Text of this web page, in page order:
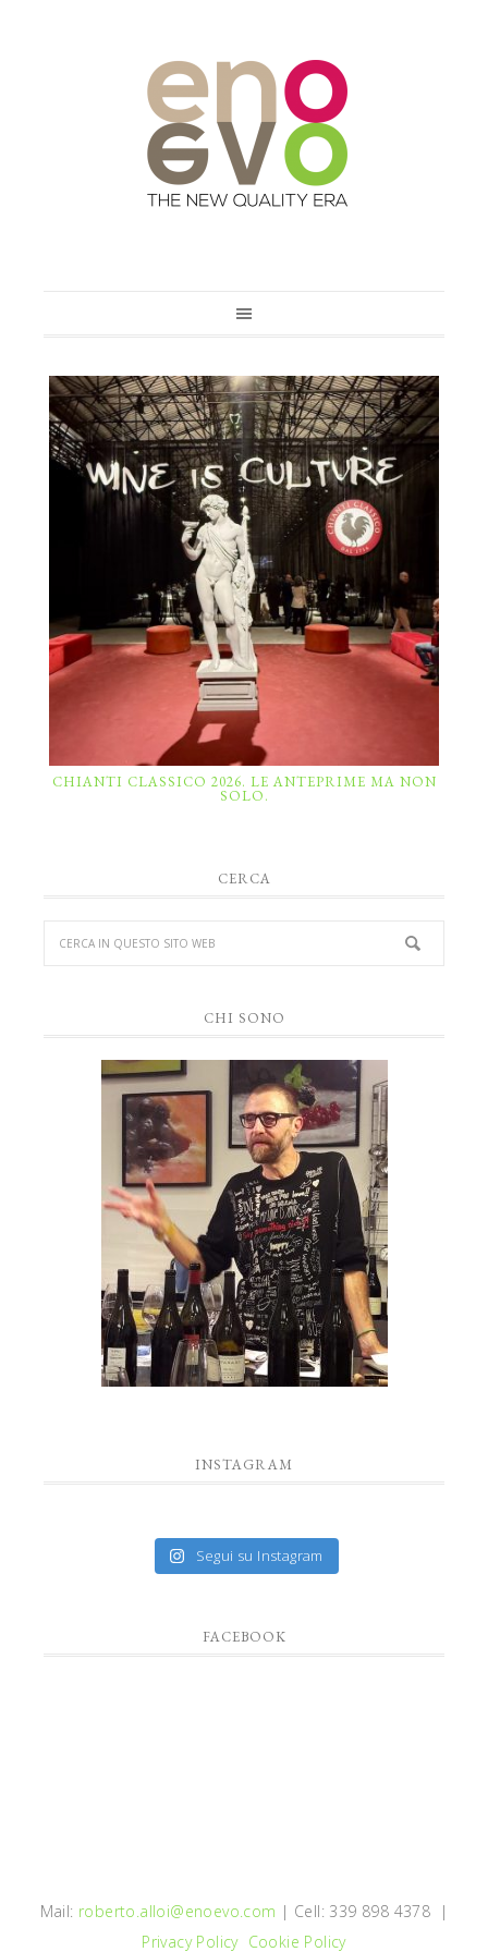
CHIANTI CLASSICO 2026. LE ANTEPRIME MA NON
SOLO.
CERCA
CHI SONO
INSTAGRAM
Segui su Instagram
FACEBOOK
Mail: roberto.alloi@enoevo.com | Cell: 339 898 4378 |
Privacy Policy Cookie Policy